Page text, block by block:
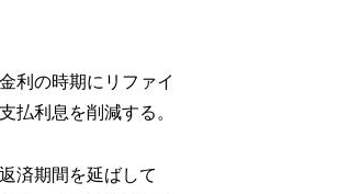
利の時期にリファイ
払利息を削減する。
済期間を延ばして